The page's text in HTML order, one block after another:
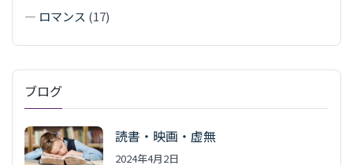
— ロマンス (17)
ブログ
読書・映画・虚無
2024年4月2日